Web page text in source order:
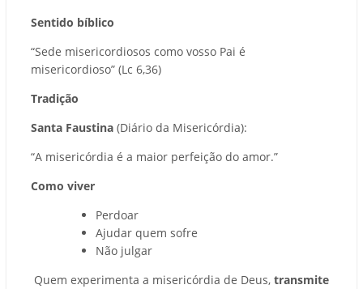
Sentido bíblico
“Sede misericordiosos como vosso Pai é
misericordioso” (Lc 6,36)
Tradição
Santa Faustina (Diário da Misericórdia):
“A misericórdia é a maior perfeição do amor.”
Como viver
Perdoar
Ajudar quem sofre
Não julgar
Quem experimenta a misericórdia de Deus, transmite